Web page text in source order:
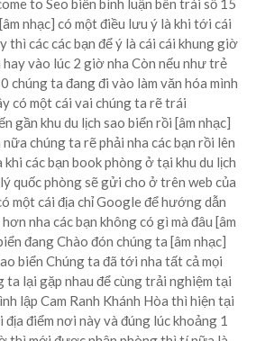
to Seo biển bình luận bên trái số 15
nhạc] có một điều lưu ý là khi tới cái
thì các các bạn để ý là cái cái khung giờ
hay vào lúc 2 giờ nha Còn nếu như trẻ
chúng ta đang đi vào làm văn hóa mình
có một cái vai chúng ta rẽ trái
gần khu du lịch sao biển rồi [âm nhạc]
chúng ta rẽ phải nha các bạn rồi lên
các bạn book phòng ở tại khu du lịch
quốc phòng sẽ gửi cho ở trên web của
một cái địa chỉ Google để hướng dẫn
nha các bạn không có gì mà đâu [âm
đang Chào đón chúng ta [âm nhạc]
biển Chúng ta đã tới nha tất cả mọi
ta lại gặp nhau để cùng trải nghiệm tại
lập Cam Ranh Khánh Hòa thì hiện tại
điểm nơi này và đúng lúc khoảng 1